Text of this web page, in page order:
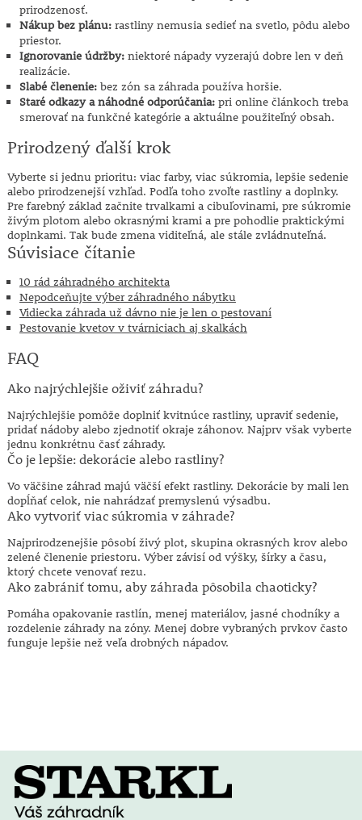
prirodzenosť.
Nákup bez plánu:rastliny nemusia sedieť na svetlo, pôdu alebo
priestor.
Ignorovanie údržby:niektoré nápady vyzerajú dobre len v deň
realizácie.
Slabé členenie:bez zón sa záhrada používa horšie.
Staré odkazy a náhodné odporúčania:pri online článkoch treba
smerovať na funkčné kategórie a aktuálne použiteľný obsah.
Prirodzený ďalší krok
Vyberte si jednu prioritu: viac farby, viac súkromia, lepšie sedenie
alebo prirodzenejší vzhľad. Podľa toho zvoľte rastliny a doplnky.
Pre farebný základ začnite trvalkami a cibuľovinami, pre súkromie
živým plotom alebo okrasnými krami a pre pohodlie praktickými
doplnkami. Tak bude zmena viditeľná, ale stále zvládnuteľná.
Súvisiace čítanie
10 rád záhradného architekta
Nepodceňujte výber záhradného nábytku
Vidiecka záhrada už dávno nie je len o pestovaní
Pestovanie kvetov v tvárniciach aj skalkách
FAQ
Ako najrýchlejšie oživiť záhradu?
Najrýchlejšie pomôže doplniť kvitnúce rastliny, upraviť sedenie,
pridať nádoby alebo zjednotiť okraje záhonov. Najprv však vyberte
jednu konkrétnu časť záhrady.
Čo je lepšie: dekorácie alebo rastliny?
Vo väčšine záhrad majú väčší efekt rastliny. Dekorácie by mali len
dopĺňať celok, nie nahrádzať premyslenú výsadbu.
Ako vytvoriť viac súkromia v záhrade?
Najprirodzenejšie pôsobí živý plot, skupina okrasných krov alebo
zelené členenie priestoru. Výber závisí od výšky, šírky a času,
ktorý chcete venovať rezu.
Ako zabrániť tomu, aby záhrada pôsobila chaoticky?
Pomáha opakovanie rastlín, menej materiálov, jasné chodníky a
rozdelenie záhrady na zóny. Menej dobre vybraných prvkov často
funguje lepšie než veľa drobných nápadov.